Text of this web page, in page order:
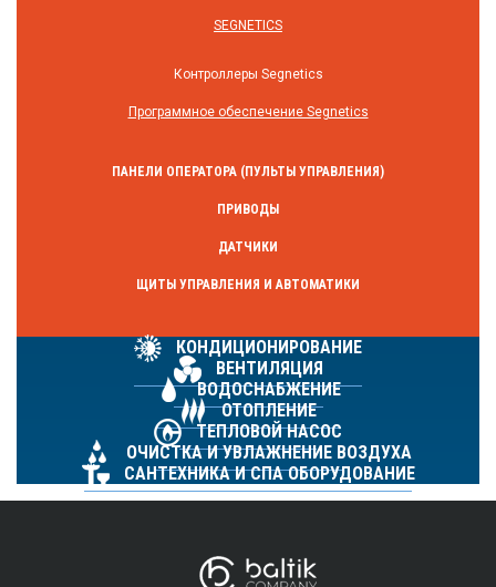
SEGNETICS
Контроллеры Segnetics
Программное обеспечение Segnetics
ПАНЕЛИ ОПЕРАТОРА (ПУЛЬТЫ УПРАВЛЕНИЯ)
ПРИВОДЫ
ДАТЧИКИ
ЩИТЫ УПРАВЛЕНИЯ И АВТОМАТИКИ
КОНДИЦИОНИРОВАНИЕ
ВЕНТИЛЯЦИЯ
ВОДОСНАБЖЕНИЕ
ОТОПЛЕНИЕ
ТЕПЛОВОЙ НАСОС
ОЧИСТКА И УВЛАЖНЕНИЕ ВОЗДУХА
САНТЕХНИКА И СПА ОБОРУДОВАНИЕ